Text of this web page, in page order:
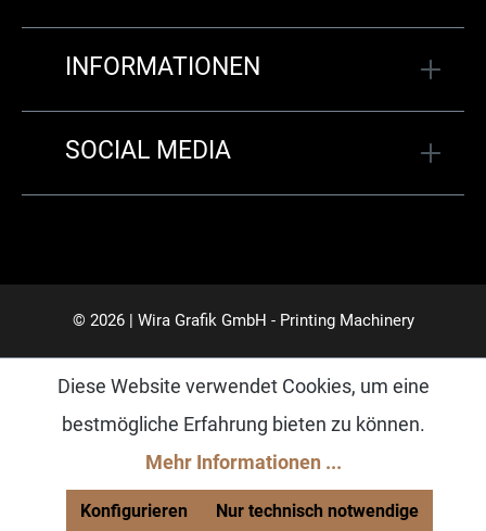
INFORMATIONEN
SOCIAL MEDIA
© 2026 | Wira Grafik GmbH - Printing Machinery
Diese Website verwendet Cookies, um eine
bestmögliche Erfahrung bieten zu können.
Mehr Informationen ...
Nur technisch notwendige
Konfigurieren